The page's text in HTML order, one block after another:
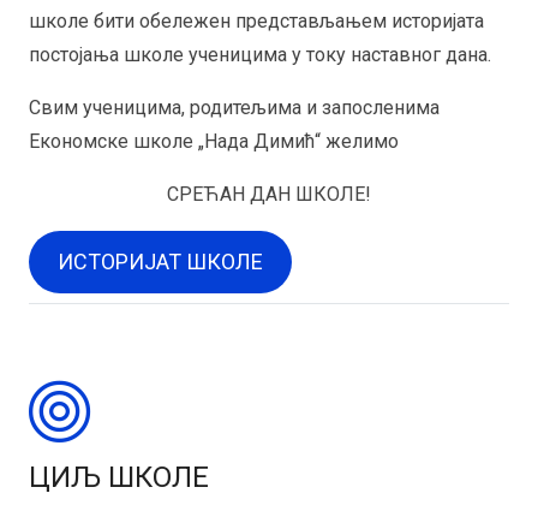
школе бити обележен представљањем историјата
постојања школе ученицима у току наставног дана.
Свим ученицима, родитељима и запосленима
Економске школе „Нада Димић“ желимо
СРЕЋАН ДАН ШКОЛЕ!
ИСТОРИЈАТ ШКОЛЕ
ЦИЉ ШКОЛЕ